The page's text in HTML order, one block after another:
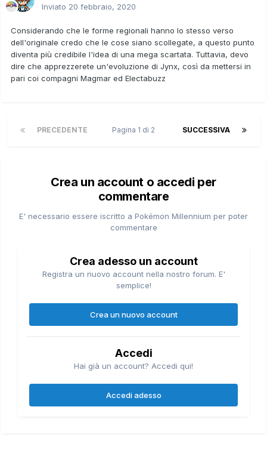
Inviato 20 febbraio, 2020
Considerando che le forme regionali hanno lo stesso verso
dell'originale credo che le cose siano scollegate, a questo punto
diventa più credibile l'idea di una mega scartata. Tuttavia, devo
dire che apprezzerete un'evoluzione di Jynx, così da mettersi in
pari coi compagni Magmar ed Electabuzz
PRECEDENTE SUCCESSIVA
Pagina 1 di 2
Crea un account o accedi per
commentare
E' necessario essere iscritto a Pokémon Millennium per poter
commentare
Crea adesso un account
Registra un nuovo account nella nostro forum. E'
semplice!
Crea un nuovo account
Accedi
Hai già un account? Accedi qui!
Accedi adesso